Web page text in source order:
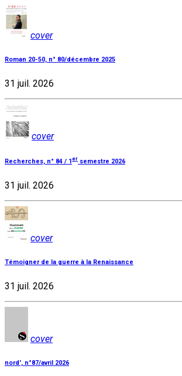
cover
Roman 20-50, n° 80/décembre 2025
31 juil. 2026
cover
Recherches, n° 84 / 1 er semestre 2026
31 juil. 2026
cover
Témoigner de la guerre à la Renaissance
31 juil. 2026
cover
nord', n°87/avril 2026